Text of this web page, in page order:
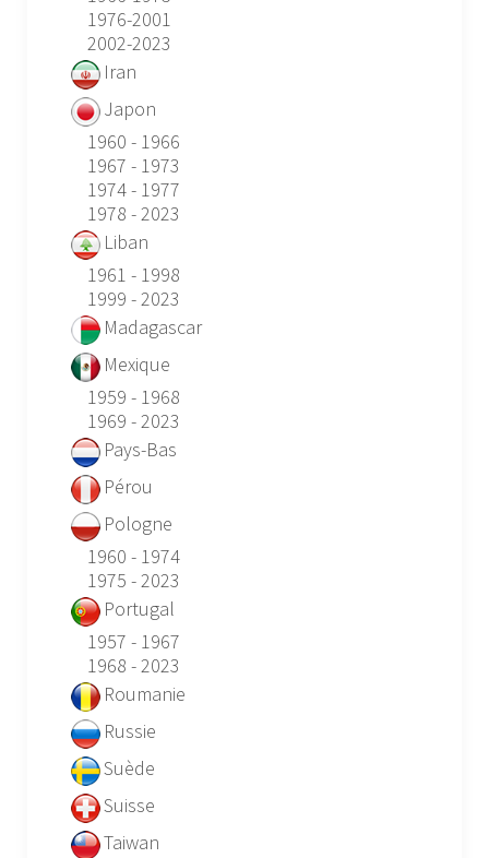
1976-2001
2002-2023
Iran
Japon
1960 - 1966
1967 - 1973
1974 - 1977
1978 - 2023
Liban
1961 - 1998
1999 - 2023
Madagascar
Mexique
1959 - 1968
1969 - 2023
Pays-Bas
Pérou
Pologne
1960 - 1974
1975 - 2023
Portugal
1957 - 1967
1968 - 2023
Roumanie
Russie
Suède
Suisse
Taiwan